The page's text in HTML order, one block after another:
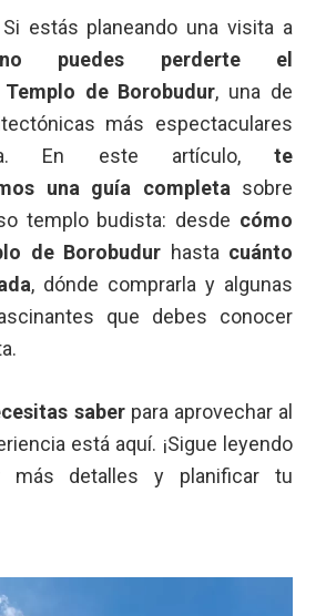
Si estás planeando una visita a
puedes perderte el
de Borobudur, una de
más espectaculares
En este artículo,te
una guía completa sobre
templo budista: desde cómo
de Borobudur hasta cuánto
, dónde comprarla y algunas
que debes conocer
saberpara aprovechar al
está aquí. ¡Sigue leyendo
más detalles y planificar tu